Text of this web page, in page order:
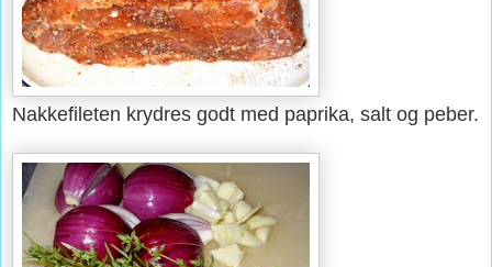
Nakkefileten krydres godt med paprika, salt og peber.